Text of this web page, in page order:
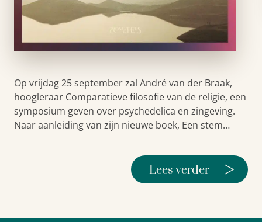
Op vrijdag 25 september zal André van der Braak,
hoogleraar Comparatieve filosofie van de religie, een
symposium geven over psychedelica en zingeving.
Naar aanleiding van zijn nieuwe boek, Een stem…
Lees verder >